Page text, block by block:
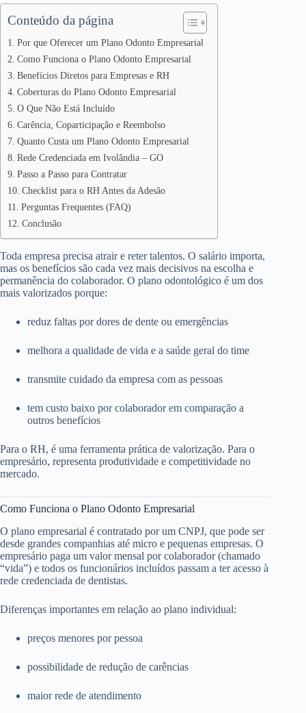
Conteúdo da página
Por que Oferecer um Plano Odonto Empresarial
Como Funciona o Plano Odonto Empresarial
Benefícios Diretos para Empresas e RH
Coberturas do Plano Odonto Empresarial
O Que Não Está Incluído
Carência, Coparticipação e Reembolso
Quanto Custa um Plano Odonto Empresarial
Rede Credenciada em Ivolândia – GO
Passo a Passo para Contratar
Checklist para o RH Antes da Adesão
Perguntas Frequentes (FAQ)
Conclusão
Toda empresa precisa atrair e reter talentos. O salário importa,
mas os benefícios são cada vez mais decisivos na escolha e
permanência do colaborador. O plano odontológico é um dos
mais valorizados porque:
reduz faltas por dores de dente ou emergências
melhora a qualidade de vida e a saúde geral do time
transmite cuidado da empresa com as pessoas
tem custo baixo por colaborador em comparação a
outros benefícios
Para o RH, é uma ferramenta prática de valorização. Para o
empresário, representa produtividade e competitividade no
mercado.
Como Funciona o Plano Odonto Empresarial
O plano empresarial é contratado por um CNPJ, que pode ser
desde grandes companhias até micro e pequenas empresas. O
empresário paga um valor mensal por colaborador (chamado
“vida”) e todos os funcionários incluídos passam a ter acesso à
rede credenciada de dentistas.
Diferenças importantes em relação ao plano individual:
preços menores por pessoa
possibilidade de redução de carências
maior rede de atendimento